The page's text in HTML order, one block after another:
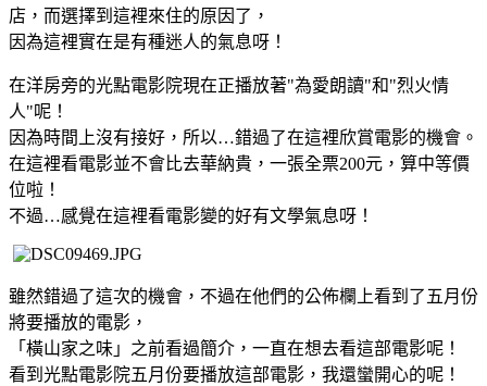
店，而選擇到這裡來住的原因了，
因為這裡實在是有種迷人的氣息呀！
在洋房旁的光點電影院現在正播放著"為愛朗讀"和"烈火情
人"呢！
因為時間上沒有接好，所以…錯過了在這裡欣賞電影的機會。
在這裡看電影並不會比去華納貴，一張全票200元，算中等價
位啦！
不過…感覺在這裡看電影變的好有文學氣息呀！
雖然錯過了這次的機會，不過在他們的公佈欄上看到了五月份
將要播放的電影，
「橫山家之味」之前看過簡介，一直在想去看這部電影呢！
看到光點電影院五月份要播放這部電影，我還蠻開心的呢！